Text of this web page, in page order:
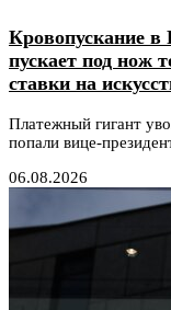
Кровопускание в
пускает под нож
ставки на
Платежный гигант
попали вице-
06.08.2026